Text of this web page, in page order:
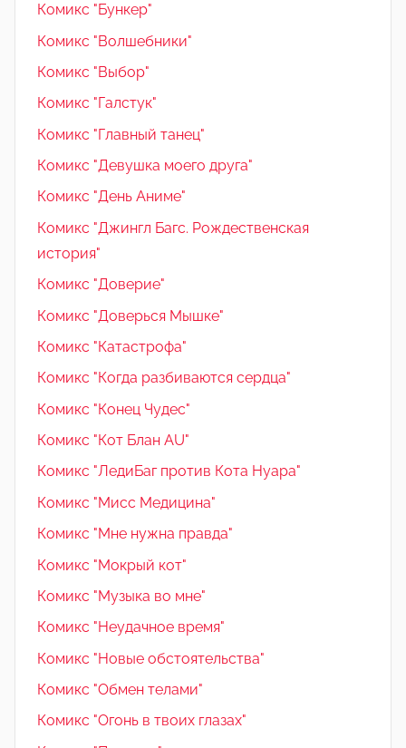
Комикс "Бункер"
Комикс "Волшебники"
Комикс "Выбор"
Комикс "Галстук"
Комикс "Главный танец"
Комикс "Девушка моего друга"
Комикс "День Аниме"
Комикс "Джингл Багс. Рождественская
история"
Комикс "Доверие"
Комикс "Доверься Мышке"
Комикс "Катастрофа"
Комикс "Когда разбиваются сердца"
Комикс "Конец Чудес"
Комикс "Кот Блан AU"
Комикс "ЛедиБаг против Кота Нуара"
Комикс "Мисс Медицина"
Комикс "Мне нужна правда"
Комикс "Мокрый кот"
Комикс "Музыка во мне"
Комикс "Неудачное время"
Комикс "Новые обстоятельства"
Комикс "Обмен телами"
Комикс "Огонь в твоих глазах"